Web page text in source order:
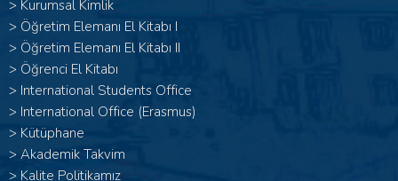
> Kurumsal Kimlik
> Öğretim Elemanı El Kitabı I
> Öğretim Elemanı El Kitabı II
> Öğrenci El Kitabı
> International Students Office
> International Office (Erasmus)
> Kütüphane
> Akademik Takvim
> Kalite Politikamız